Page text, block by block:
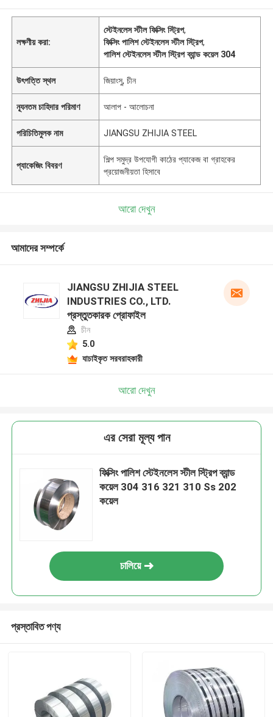
লক্ষণীয় করা:
স্টেইনলেস স্টীল ফিক্সিং স্ট্রিপ,
ফিক্সিং পালিশ স্টেইনলেস স্টীল স্ট্রিপ,
পালিশ স্টেইনলেস স্টীল স্ট্রিপ ব্যান্ড কয়েল 304
উৎপত্তি স্থল জিয়াংসু, চীন
ন্যূনতম চাহিদার পরিমাণ আলাপ - আলোচনা
পরিচিতিমুলক নাম JIANGSU ZHIJIA STEEL
প্যাকেজিং বিবরণ
শিল্প সমুদ্র উপযোগী কাঠের প্যাকেজ বা গ্রাহকের
প্রয়োজনীয়তা হিসাবে
আরো দেখুন
আমাদের সম্পর্কে
JIANGSU ZHIJIA STEEL
INDUSTRIES CO., LTD.
প্রস্তুতকারক প্রোফাইল
চীন
5.0
যাচাইকৃত সরবরাহকারী
আরো দেখুন
এর সেরা মূল্য পান
ফিক্সিং পালিশ স্টেইনলেস স্টীল স্ট্রিপ ব্যান্ড
কয়েল 304 316 321 310 Ss 202
কয়েল
চালিয়ে
প্রস্তাবিত পণ্য